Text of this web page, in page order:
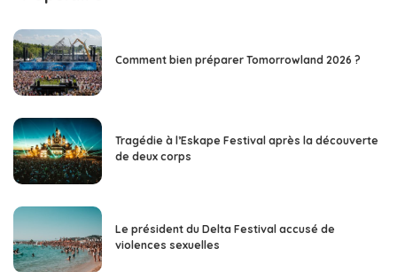
Comment bien préparer Tomorrowland 2026 ?
Tragédie à l’Eskape Festival après la découverte
de deux corps
Le président du Delta Festival accusé de
violences sexuelles